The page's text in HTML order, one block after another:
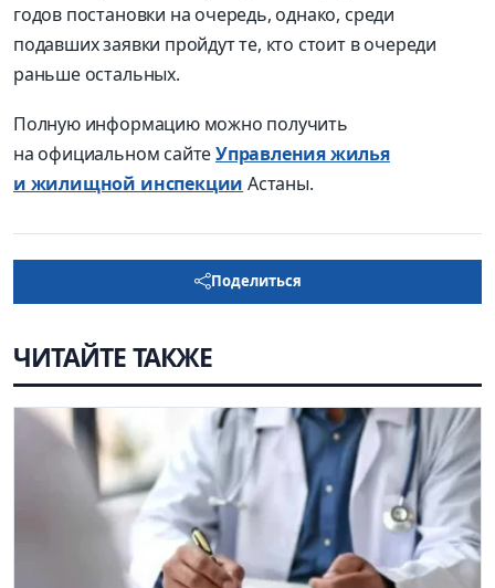
годов постановки на очередь, однако, среди
подавших заявки пройдут те, кто стоит в очереди
раньше остальных.
Полную информацию можно получить
на официальном сайтеУправления жилья
и жилищной инспекции Астаны.
Поделиться
ЧИТАЙТЕ ТАКЖЕ